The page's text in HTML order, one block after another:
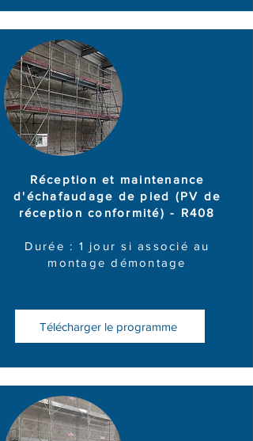
Réception et maintenance
d'échafaudage de pied (PV de
réception conformité) - R408
Durée : 1 jour si associé au
montage démontage
Télécharger le programme